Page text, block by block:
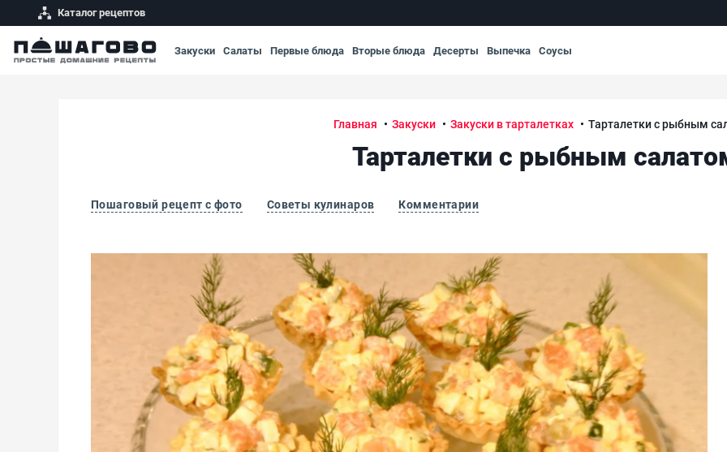
Каталог рецептов
Закуски Салаты Первые блюда Вторые блюда Десерты Выпечка Соусы
Главная Закуски Закуски в тарталетках Тарталетки с рыбным
Тарталетки с рыбным
Пошаговый рецепт с фото Советы кулинаров Комментарии
Тарталетки с рыбным салатом